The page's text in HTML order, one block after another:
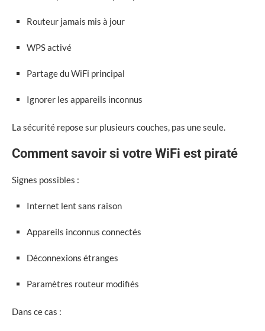
Routeur jamais mis à jour
WPS activé
Partage du WiFi principal
Ignorer les appareils inconnus
La sécurité repose sur plusieurs couches, pas une seule.
Comment savoir si votre WiFi est piraté
Signes possibles :
Internet lent sans raison
Appareils inconnus connectés
Déconnexions étranges
Paramètres routeur modifiés
Dans ce cas :